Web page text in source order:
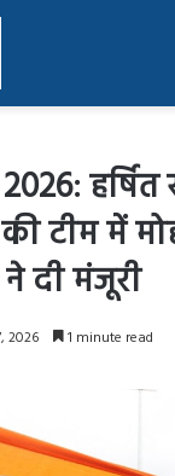
हर्षित
टीम में
दी मंजूरी
2026 1 minute read